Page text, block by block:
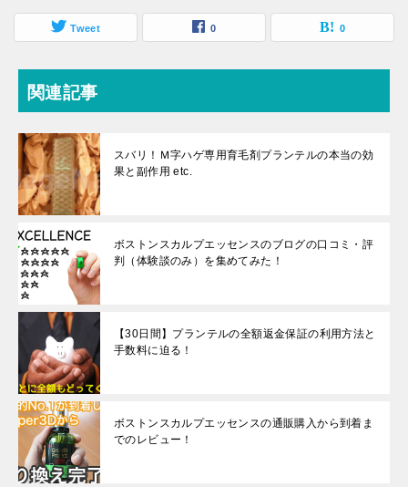
Tweet 0 0
関連記事
スバリ！Ｍ字ハゲ専用育毛剤プランテルの本当の効
果と副作用 etc.
ボストンスカルプエッセンスのブログの口コミ・評
判（体験談のみ）を集めてみた！
【30日間】プランテルの全額返金保証の利用方法と
手数料に迫る！
ボストンスカルプエッセンスの通販購入から到着ま
でのレビュー！